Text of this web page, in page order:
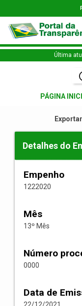
Última
PÁGINA
Detalhes do
Empenho
1222020
Mês
13º Mês
Número
0000
Data de